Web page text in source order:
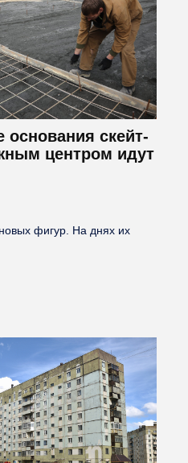
скейт-
центром идут
фигур. На днях их